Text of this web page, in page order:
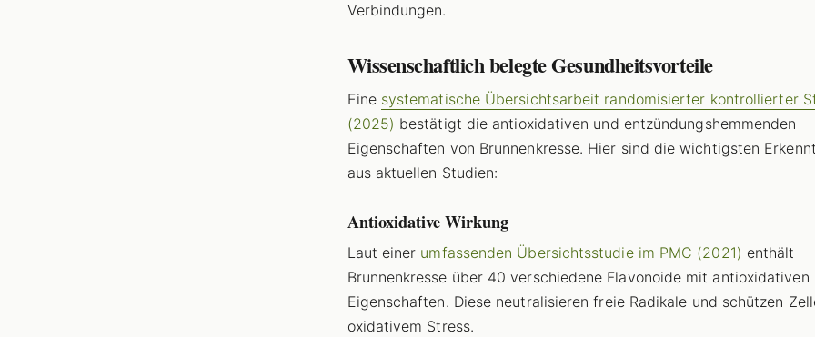
Verbindungen.
Wissenschaftlich belegte Gesundheitsvorteile
Eine systematische Übersichtsarbeit randomisierter kontrollierter
(2025) bestätigt die antioxidativen und entzündungshemmenden
Eigenschaften von Brunnenkresse. Hier sind die wichtigsten
aus aktuellen Studien:
Antioxidative Wirkung
Laut einer umfassenden Übersichtsstudie im PMC (2021) enthält
Brunnenkresse über 40 verschiedene Flavonoide mit antioxidativen
Eigenschaften. Diese neutralisieren freie Radikale und schützen
oxidativem Stress.